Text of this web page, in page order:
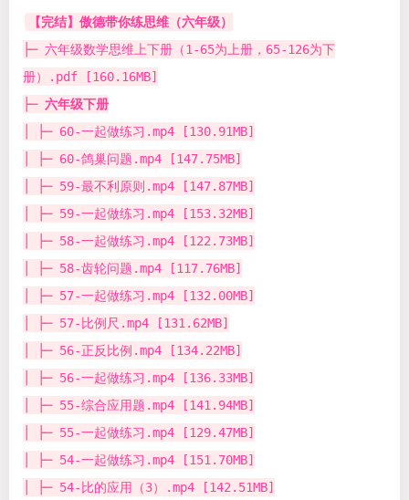
【完结】傲德带你练思维（六年级）
├─ 六年级数学思维上下册（1-65为上册，65-126为下
册）.pdf [160.16MB]
├─ 六年级下册
│ ├─ 60-一起做练习.mp4 [130.91MB]
│ ├─ 60-鸽巢问题.mp4 [147.75MB]
│ ├─ 59-最不利原则.mp4 [147.87MB]
│ ├─ 59-一起做练习.mp4 [153.32MB]
│ ├─ 58-一起做练习.mp4 [122.73MB]
│ ├─ 58-齿轮问题.mp4 [117.76MB]
│ ├─ 57-一起做练习.mp4 [132.00MB]
│ ├─ 57-比例尺.mp4 [131.62MB]
│ ├─ 56-正反比例.mp4 [134.22MB]
│ ├─ 56-一起做练习.mp4 [136.33MB]
│ ├─ 55-综合应用题.mp4 [141.94MB]
│ ├─ 55-一起做练习.mp4 [129.47MB]
│ ├─ 54-一起做练习.mp4 [151.70MB]
│ ├─ 54-比的应用（3）.mp4 [142.51MB]